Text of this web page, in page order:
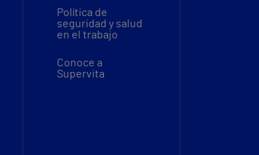
Política de
seguridad y salud
en el trabajo
Conoce a
Supervita